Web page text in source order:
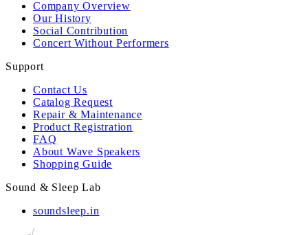
Company Overview
Our History
Social Contribution
Concert Without Performers
Support
Contact Us
Catalog Request
Repair & Maintenance
Product Registration
FAQ
About Wave Speakers
Shopping Guide
Sound & Sleep Lab
soundsleep.in